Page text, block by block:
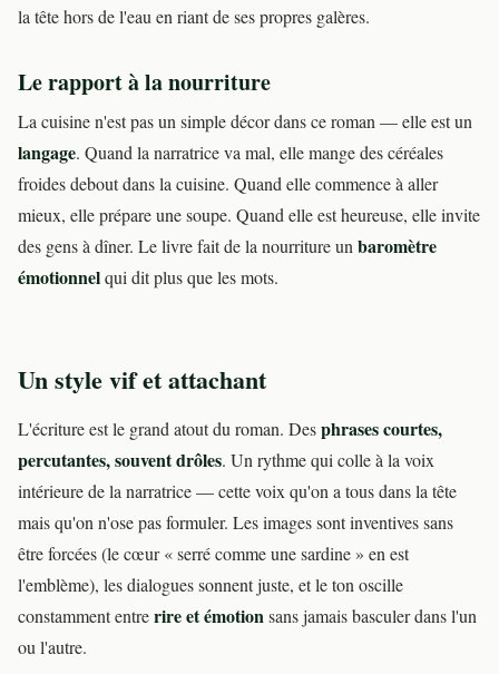
la tête hors de l'eau en riant de ses propres galères.
Le rapport à la nourriture
La cuisine n'est pas un simple décor dans ce roman — elle est un
langage. Quand la narratrice va mal, elle mange des céréales
froides debout dans la cuisine. Quand elle commence à aller
mieux, elle prépare une soupe. Quand elle est heureuse, elle invite
des gens à dîner. Le livre fait de la nourriture unbaromètre
émotionnelqui dit plus que les mots.
Un style vif et attachant
L'écriture est le grand atout du roman. Desphrases courtes,
percutantes, souvent drôles. Un rythme qui colle à la voix
intérieure de la narratrice — cette voix qu'on a tous dans la tête
mais qu'on n'ose pas formuler. Les images sont inventives sans
être forcées (le cœur « serré comme une sardine » en est
l'emblème), les dialogues sonnent juste, et le ton oscille
constamment entrerire et émotionsans jamais basculer dans l'un
ou l'autre.